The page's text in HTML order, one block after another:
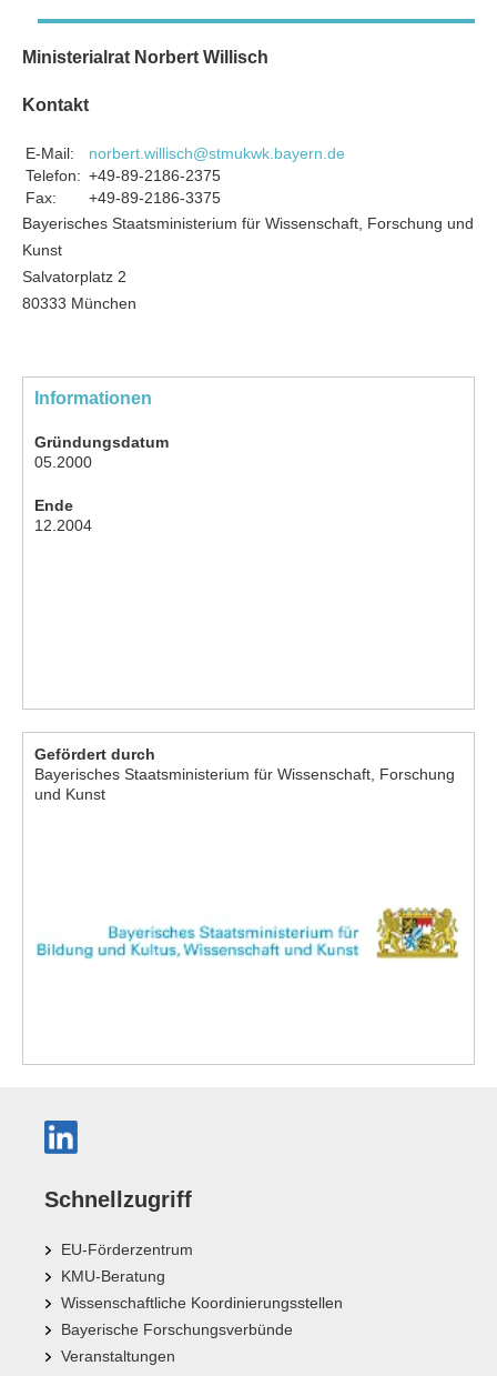
Ministerialrat Norbert Willisch
Kontakt
E-Mail:
norbert.willisch@stmukwk.bayern.de
Telefon: +49-89-2186-2375
Fax:
+49-89-2186-3375
Bayerisches Staatsministerium für Wissenschaft, Forschung und
Kunst
Salvatorplatz 2
80333 München
Informationen
Gründungsdatum
05.2000
Ende
12.2004
Gefördert durch
Bayerisches Staatsministerium für Wissenschaft, Forschung
und Kunst
Schnellzugriff
EU-Förderzentrum
KMU-Beratung
Wissenschaftliche Koordinierungsstellen
Bayerische Forschungsverbünde
Veranstaltungen